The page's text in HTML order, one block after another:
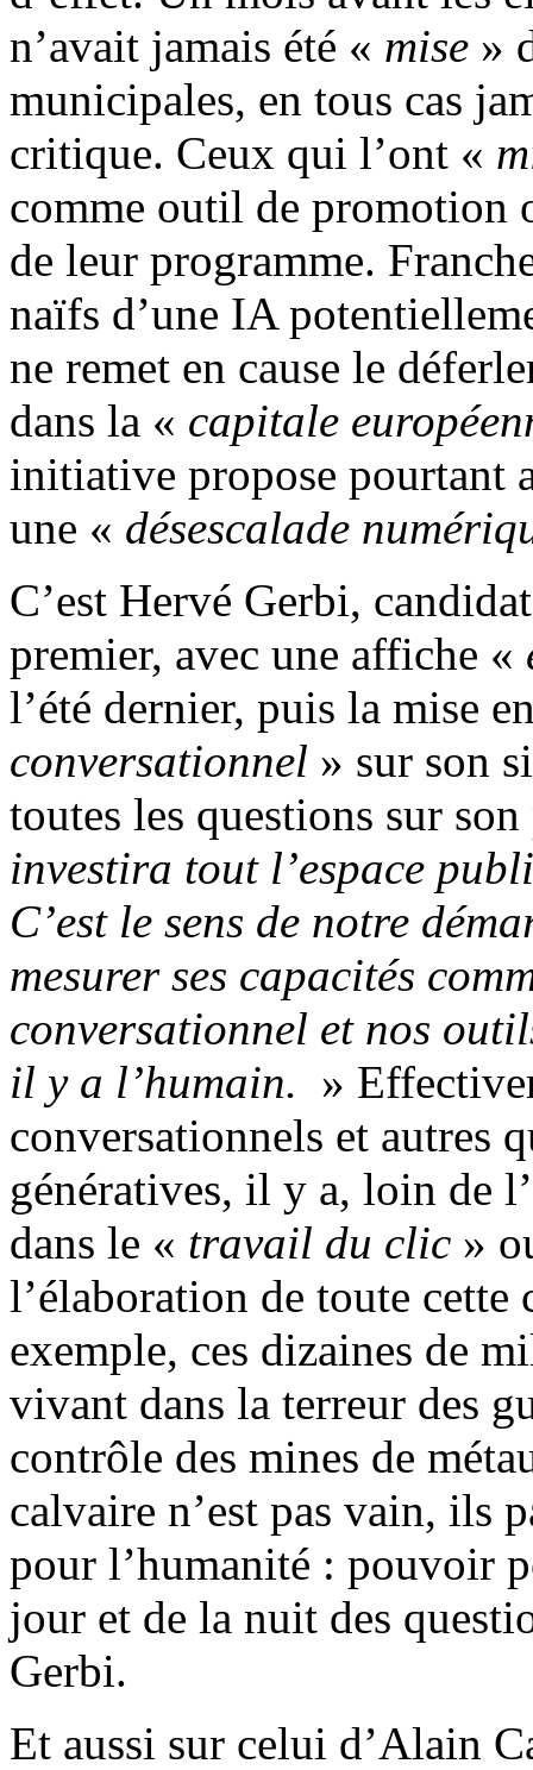
n’avait jamais été « mise »
municipales, en tous cas
critique. Ceux qui l’ont «
comme outil de promotion
de leur programme.
naïfs d’une IA
ne remet en cause le
dans la « capitale
initiative propose pourtant
une « désescalade
C’est Hervé Gerbi,
premier, avec une affiche «
l’été dernier, puis la mise
conversationnel » sur son
toutes les questions sur
investira tout l’espace
C’est le sens de notre
mesurer ses capacités
conversationnel et nos
il y a l’humain. »
conversationnels et autres
génératives, il y a, loin de
dans le « travail du clic »
l’élaboration de toute
exemple, ces dizaines de
vivant dans la terreur des
contrôle des mines de
calvaire n’est pas vain, ils
pour l’humanité : pouvoir
jour et de la nuit des
Gerbi.
Et aussi sur celui d’Alain